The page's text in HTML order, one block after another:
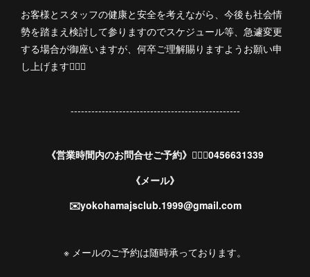
お客様とスタッフの健康と安全を考えながら、今後も社会情
勢を踏まえ検討して参りますのでスケジュール等、急遽変更
する場合が御座いますが、何卒ご理解賜りますようお願い申
し上げます🙇🏻‍♀️
-------------------------------------------------
《営業時間内のお問合せご予約》💁🏻‍♀️0456631339
《メール》
✉️yokohamajsclub.1999@gmail.com
※ メールのご予約は随時承っております。